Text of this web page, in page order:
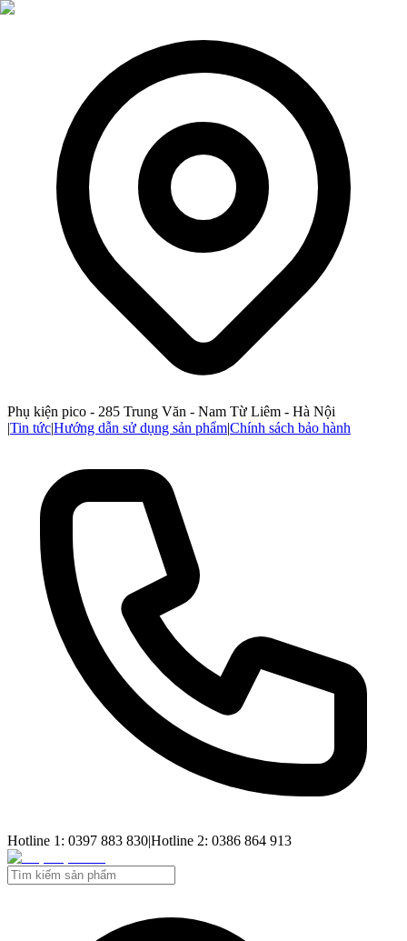
Phụ kiện pico - 285 Trung Văn - Nam Từ Liêm - Hà Nội
|Tin tức|Hướng dẫn sử dụng sản phẩm|Chính sách bảo hành
Hotline 1: 0397 883 830|Hotline 2: 0386 864 913